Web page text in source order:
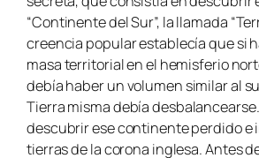
“Continente del Sur”, la llamada
creencia popular establecía que si
masa territorial en el hemisferio
debía haber un volumen similar al
Tierra misma debía
descubrir ese continente perdido e
tierras de la corona inglesa. Antes